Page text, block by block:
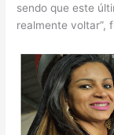
sendo que este
realmente voltar”,